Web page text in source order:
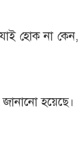
হোক না কেন,
হয়েছে।